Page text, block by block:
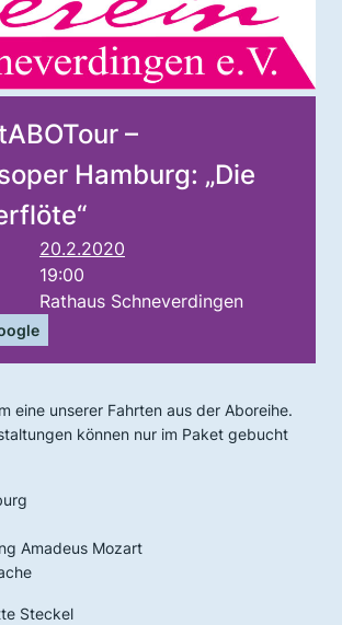
–
Hamburg: „Die
20.2.2020
19:00
Rathaus Schneverdingen
eine unserer Fahrten aus der Aboreihe.
können nur im Paket gebucht
Amadeus Mozart
Steckel